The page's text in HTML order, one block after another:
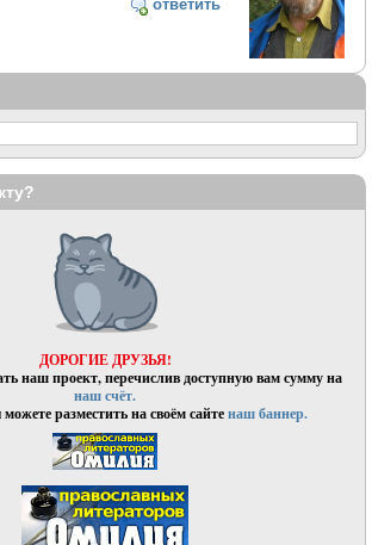
ответить
ДОРОГИЕ ДРУЗЬЯ!
наш проект, перечислив доступную вам сумму на
наш счёт.
разместить на своём сайтенаш баннер.